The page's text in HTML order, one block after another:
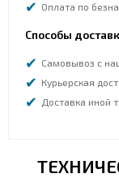
Оплата по
Способы
Самовывоз с
Курьерская
Доставка иной